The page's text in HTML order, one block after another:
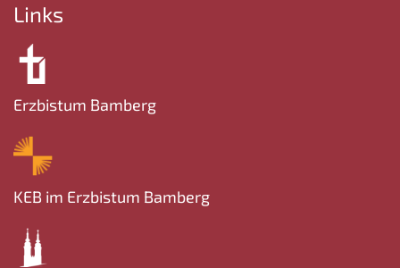
Links
Erzbistum Bamberg
KEB im Erzbistum Bamberg